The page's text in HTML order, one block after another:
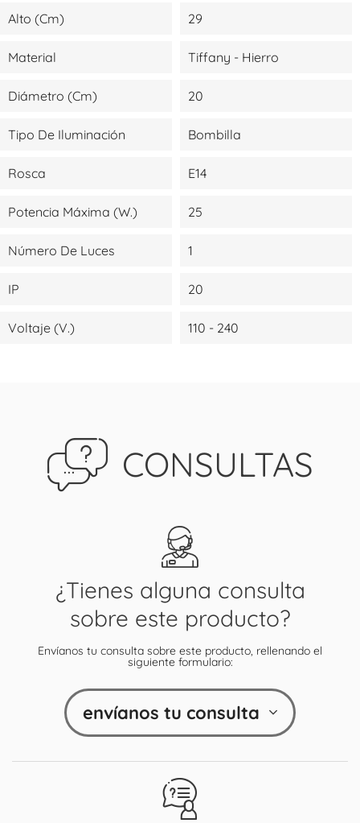
Alto (cm) 29
Material Tiffany - Hierro
Diámetro (cm) 20
Tipo De Iluminación Bombilla
Rosca E14
Potencia Máxima (W.) 25
Número De Luces 1
IP 20
Voltaje (V.) 110 - 240
CONSULTAS
¿Tienes alguna consulta
sobre este producto?
Envíanos tu consulta sobre este producto, rellenando el
siguiente formulario:
envíanos tu consulta